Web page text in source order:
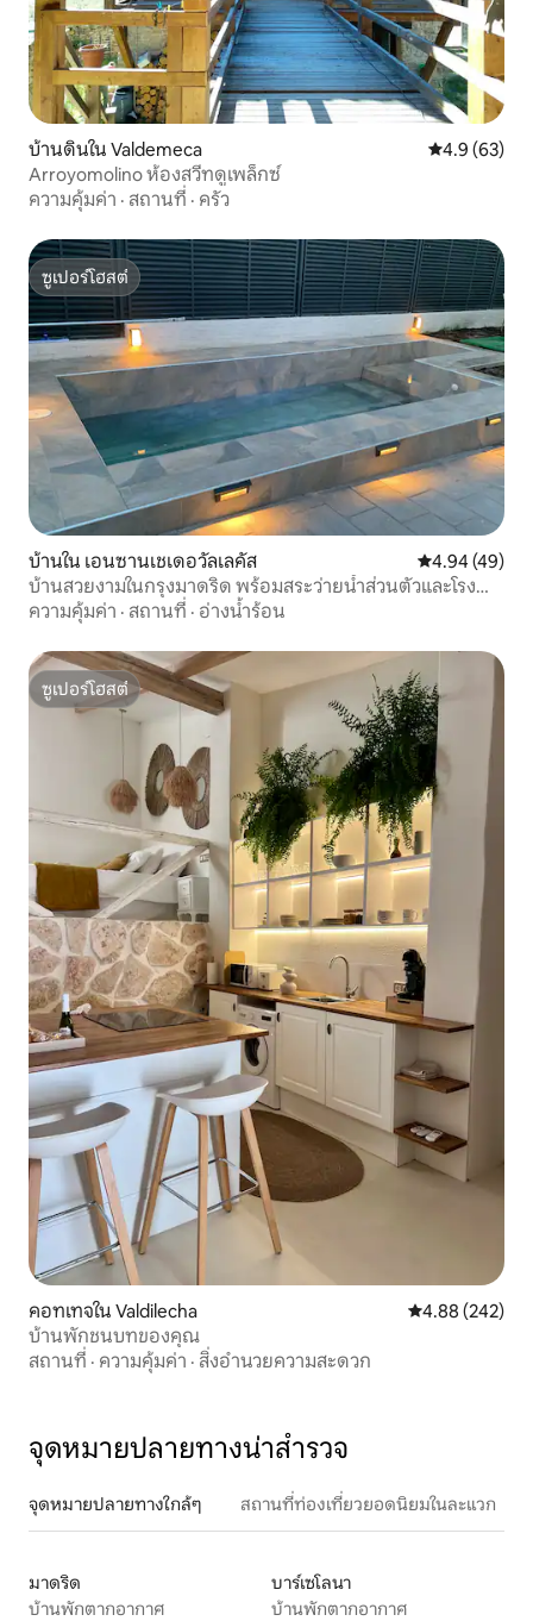
บ้านดินใน Valdemeca คะแนนเฉลี่ย
4.9 (63)
Arroyomolino ห้องสวีทดูเพล็กซ์
ความคุ้มค่า · สถานที่ · ครัว
ซูเปอร์โฮสต์
ซูเปอร์โฮสต์
บ้านใน เอนซานเชเดอวัลเลคัส คะแนนเฉลี่ย
4.94 (49)
บ้านสวยงามในกรุงมาดริด พร้อมสระว่ายน้ำส่วนตัวและโรง
จอดรถ
ความคุ้มค่า · สถานที่ · อ่างน้ำร้อน
ซูเปอร์โฮสต์
ซูเปอร์โฮสต์
คอทเทจใน Valdilecha คะแนนเฉลี่ย
4.88 (242)
บ้านพักชนบทของคุณ
สถานที่ · ความคุ้มค่า · สิ่งอำนวยความสะดวก
จุดหมายปลายทางน่าสำรวจ
จุดหมายปลายทางใกล้ๆ สถานที่ท่องเที่ยวยอดนิยมในละแวก
มาดริด
บ้านพักตากอากาศ
บาร์เซโลนา
บ้านพักตากอากาศ